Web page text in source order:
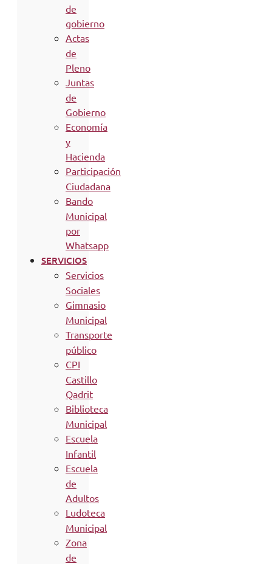
de
gobierno
Actas
de
Pleno
Juntas
de
Gobierno
Economía
y
Hacienda
Participación
Ciudadana
Bando
Municipal
por
Whatsapp
SERVICIOS
Servicios
Sociales
Gimnasio
Municipal
Transporte
público
CPI
Castillo
Qadrit
Biblioteca
Municipal
Escuela
Infantil
Escuela
de
Adultos
Ludoteca
Municipal
Zona
de